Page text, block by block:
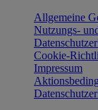
Allgemeine
Nutzungs-
Cookie-
Impressum